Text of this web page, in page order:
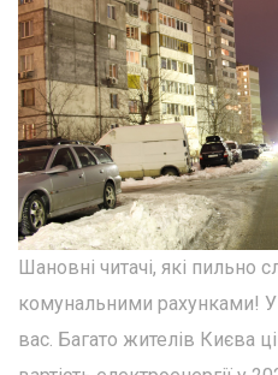
Шановні читачі, які пильно
комунальними рахунками!
вас. Багато жителів Києва